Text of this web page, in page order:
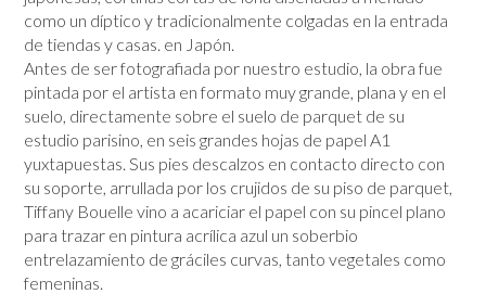
como un díptico y tradicionalmente colgadas en la entrada
de tiendas y casas. en Japón.
Antes de ser fotografiada por nuestro estudio, la obra fue
pintada por el artista en formato muy grande, plana y en el
suelo, directamente sobre el suelo de parquet de su
estudio parisino, en seis grandes hojas de papel A1
yuxtapuestas. Sus pies descalzos en contacto directo con
su soporte, arrullada por los crujidos de su piso de parquet,
Tiffany Bouelle vino a acariciar el papel con su pincel plano
para trazar en pintura acrílica azul un soberbio
entrelazamiento de gráciles curvas, tanto vegetales como
femeninas.